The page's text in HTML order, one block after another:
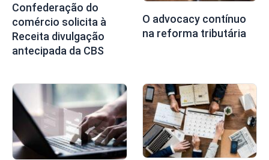
Confederação do
comércio solicita à
Receita divulgação
antecipada da CBS
O advocacy contínuo
na reforma tributária